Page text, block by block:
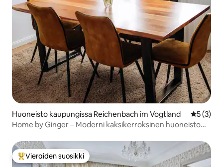
Huoneisto kaupungissa Reichenbach im Vogtland
5 (3)
Home by Ginger – Moderni kaksikerroksinen huoneisto
Vieraiden suosikkien parhaimmistoa
Vieraiden suosikki